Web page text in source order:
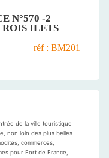
N°570 -2
ILETS
réf : BM201
de la ville touristique
non loin des plus belles
commerces,
pour Fort de France,